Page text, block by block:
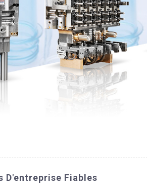
D'entreprise Fiables